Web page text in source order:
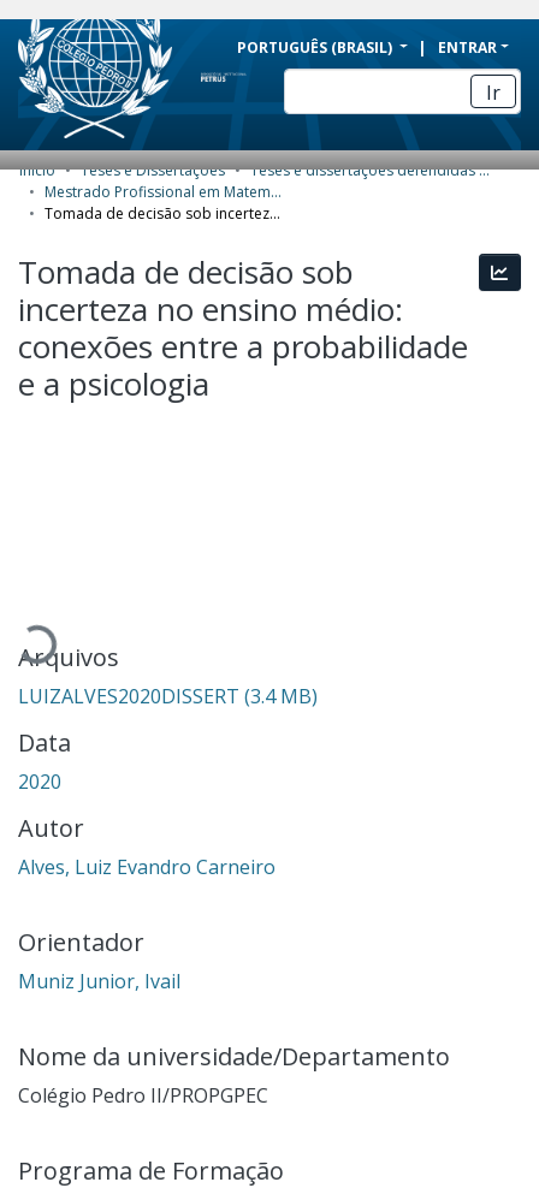
BRAZIL
Simplifique!
Comunica BR
Participe
Acesso à informação
Canais
PORTUGUÊS (BRASIL) ENTRAR
Ir
COMUNIDADES E COLEÇÕES
ESTATÍSTICAS
SOBRE
Início Teses e Dissertações
Teses e dissertações defendidas no CPII
Mestrado Profissional em Matemática (PROFMAT) - Dissertações
Tomada de decisão sob incerteza no ensino médio: conexões entre a probabilidade e a psicologia
Tomada de decisão sob
incerteza no ensino médio:
conexões entre a probabilidade
e a psicologia
Carregando...
Arquivos
LUIZALVES2020DISSERT (3.4 MB)
Data
2020
Autor
Alves, Luiz Evandro Carneiro
Orientador
Muniz Junior, Ivail
Nome da universidade/Departamento
Colégio Pedro II/PROPGPEC
Programa de Formação